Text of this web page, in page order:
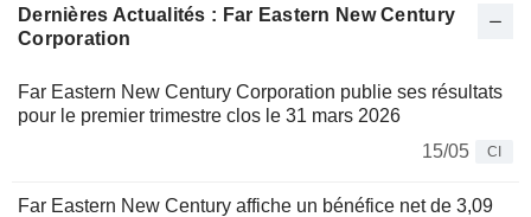
Dernières Actualités : Far Eastern New Century
Corporation
Far Eastern New Century Corporation publie ses résultats
pour le premier trimestre clos le 31 mars 2026
15/05
CI
Far Eastern New Century affiche un bénéfice net de 3,09